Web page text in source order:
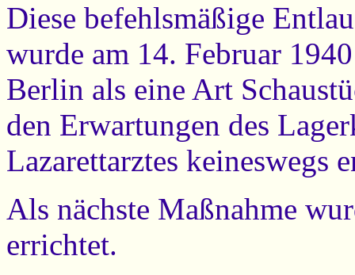
Diese befehlsmäßige
wurde am 14. Februar
Berlin als eine Art
den Erwartungen des
Lazarettarztes keineswegs
Als nächste Maßnahme
errichtet.